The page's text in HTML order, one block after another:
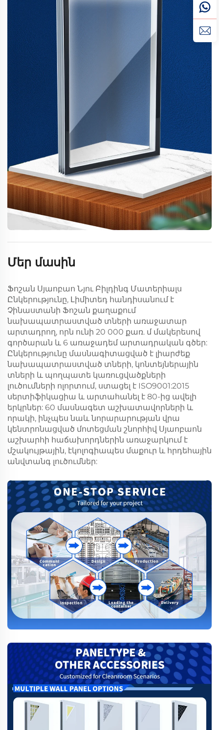
Մեր մասին
Ֆոշան Սյաոբաո Նյու Բիլդինգ Մատերիալս
Ընկերությունը, Լիմիտեդ հանդիսանում է
Չինաստանի Ֆոշան քաղաքում
նախապատրաստված տների առաջատար
արտադրող, որն ունի 20 000 քառ. մ մակերեսով
գործարան և 6 առաջադեմ արտադրական գծեր:
Ընկերությունը մասնագիտացված է լիարժեք
նախապատրաստված տների, կոնտեյներային
տների և պողպատե կառուցվածքների
լուծումների ոլորտում, ստացել է ISO9001:2015
սերտիֆիկացիա և արտահանել է 80-ից ավելի
երկրներ: 60 մասնագետ աշխատավորների և
որակի, ինչպես նաև նորարարության վրա
կենտրոնացված մոտեցման շնորհիվ Սյաոբաոն
աշխարհի հաճախորդներին առաջարկում է
մշակույթային, էկոլոգիապես մաքուր և հրդեհային
անվտանգ լուծումներ: